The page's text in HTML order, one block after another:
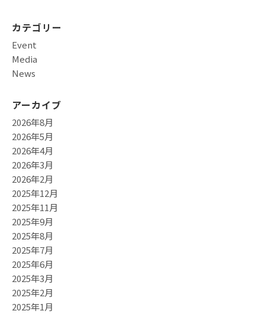
カテゴリー
Event
Media
News
アーカイブ
2026年8月
2026年5月
2026年4月
2026年3月
2026年2月
2025年12月
2025年11月
2025年9月
2025年8月
2025年7月
2025年6月
2025年3月
2025年2月
2025年1月